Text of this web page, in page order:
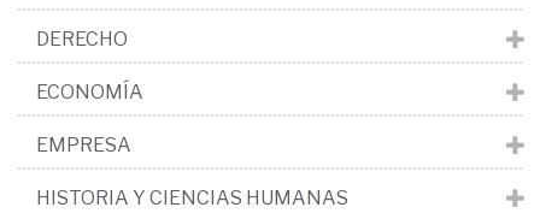
DERECHO
ECONOMÍA
EMPRESA
HISTORIA Y CIENCIAS HUMANAS